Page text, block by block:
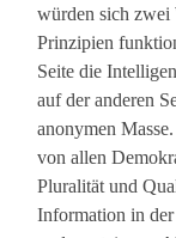
würden sich zwei
Prinzipien
Seite die
auf der anderen
anonymen
von allen
Pluralität und
Information in